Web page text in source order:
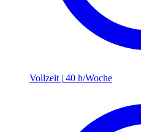
Vollzeit | 40 h/Woche